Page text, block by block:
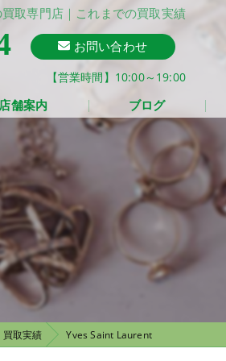
取専門店｜これまでの買取実績
お問い合わせ
【営業時間】10:00～19:00
店舗案内 ブログ
買取実績 Yves Saint Laurent